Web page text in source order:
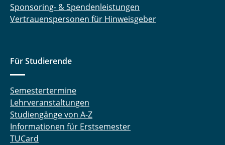
Sponsoring- & Spendenleistungen
Vertrauenspersonen für Hinweisgeber
Für Studierende
Semestertermine
Lehrveranstaltungen
Studiengänge von A-Z
Informationen für Erstsemester
TUCard